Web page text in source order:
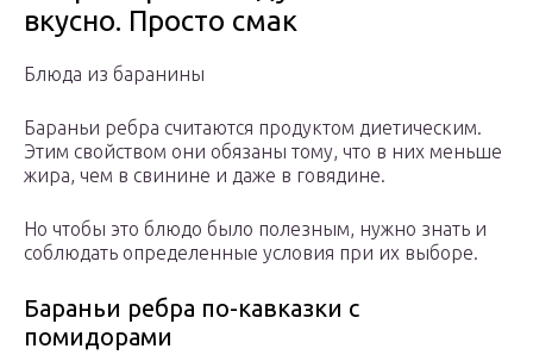
вкусно. Просто смак
Блюда из баранины
Бараньи ребра считаются продуктом диетическим.
Этим свойством они обязаны тому, что в них меньше
жира, чем в свинине и даже в говядине.
Но чтобы это блюдо было полезным, нужно знать и
соблюдать определенные условия при их выборе.
Бараньи ребра по-кавказки с
помидорами